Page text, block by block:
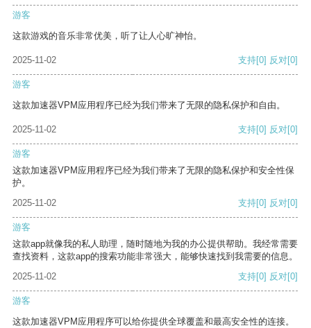
游客
这款游戏的音乐非常优美，听了让人心旷神怡。
2025-11-02 支持[0] 反对[0]
游客
这款加速器VPM应用程序已经为我们带来了无限的隐私保护和自由。
2025-11-02 支持[0] 反对[0]
游客
这款加速器VPM应用程序已经为我们带来了无限的隐私保护和安全性保
护。
2025-11-02
支持[0] 反对[0]
游客
这款app就像我的私人助理，随时随地为我的办公提供帮助。我经常需要
查找资料，这款app的搜索功能非常强大，能够快速找到我需要的信息。
2025-11-02
支持[0] 反对[0]
游客
这款加速器VPM应用程序可以给你提供全球覆盖和最高安全性的连接。